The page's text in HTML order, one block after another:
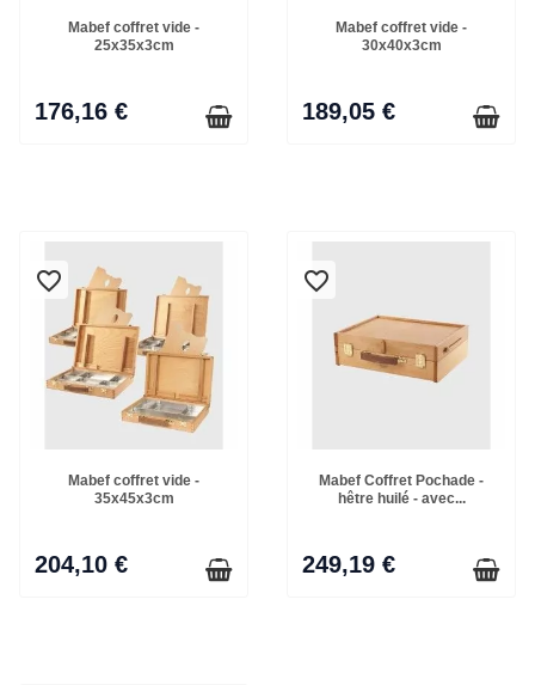
Mabef coffret vide -
25x35x3cm
176,16 €
Mabef coffret vide -
30x40x3cm
189,05 €
favorite_border
Mabef coffret vide -
35x45x3cm
204,10 €
favorite_border
Mabef Coffret Pochade -
hêtre huilé - avec...
249,19 €